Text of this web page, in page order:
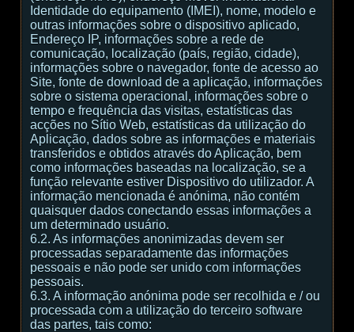
Identidade do equipamento (IMEI), nome, modelo e
outras informações sobre o dispositivo aplicado,
Endereço IP, informações sobre a rede de
comunicação, localização (país, região, cidade),
informações sobre o navegador, fonte de acesso ao
Site, fonte de download de a aplicação, informações
sobre o sistema operacional, informações sobre o
tempo e frequência das visitas, estatísticas das
acções no Sítio Web, estatísticas da utilização do
Aplicação, dados sobre as informações e materiais
transferidos e obtidos através do Aplicação, bem
como informações baseadas na localização, se a
função relevante estiver Dispositivo do utilizador. A
informação mencionada é anónima, não contém
quaisquer dados conectando essas informações a
um determinado usuário.
6.2. As informações anonimizadas devem ser
processadas separadamente das informações
pessoais e não pode ser unido com informações
pessoais.
6.3. A informação anónima pode ser recolhida e / ou
processada com a utilização do terceiro software
das partes, tais como: